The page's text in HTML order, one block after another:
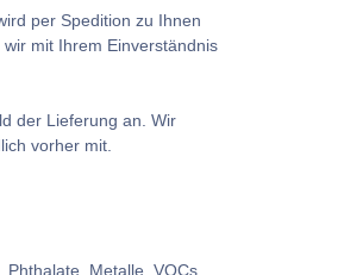
per Spedition zu Ihnen
mit Ihrem Einverständnis
der Lieferung an. Wir
vorher mit.
Metalle, VOCs